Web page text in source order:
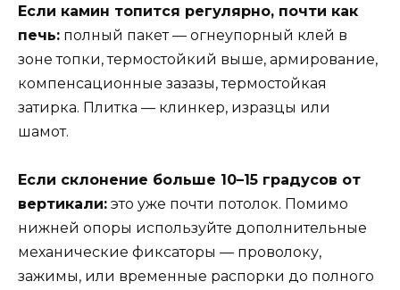
Если камин топится регулярно, почти как
печь: полный пакет — огнеупорный клей в
зоне топки, термостойкий выше, армирование,
компенсационные зазазы, термостойкая
затирка. Плитка — клинкер, изразцы или
шамот.
Если склонение больше 10–15 градусов от
вертикали: это уже почти потолок. Помимо
нижней опоры используйте дополнительные
механические фиксаторы — проволоку,
зажимы, или временные распорки до полного